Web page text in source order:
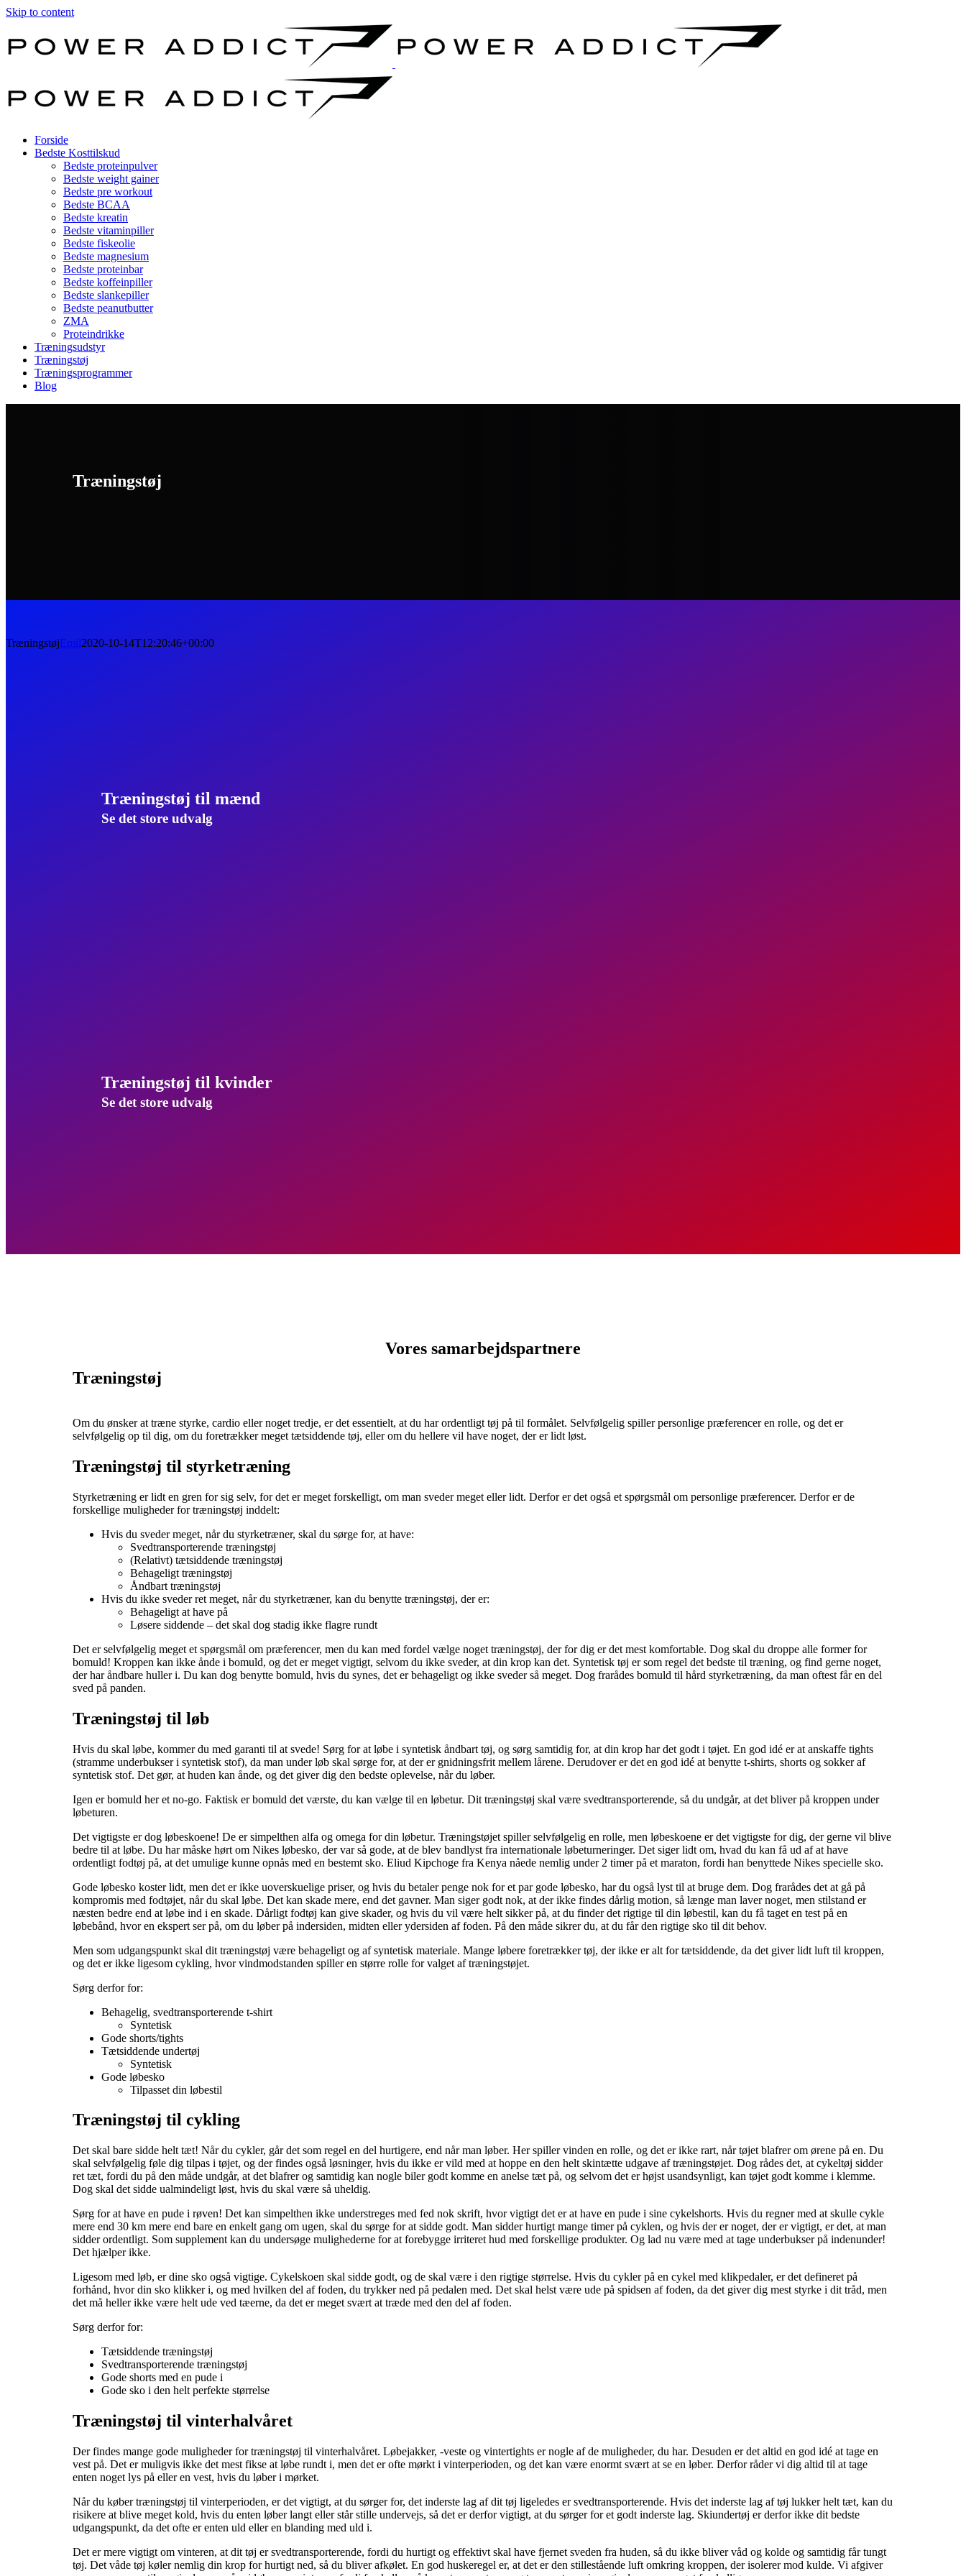
Skip to content
Forside
Bedste Kosttilskud
Bedste proteinpulver
Bedste weight gainer
Bedste pre workout
Bedste BCAA
Bedste kreatin
Bedste vitaminpiller
Bedste fiskeolie
Bedste magnesium
Bedste proteinbar
Bedste koffeinpiller
Bedste slankepiller
Bedste peanutbutter
ZMA
Proteindrikke
Træningsudstyr
Træningstøj
Træningsprogrammer
Blog
Træningstøj
TræningstøjEmil 2020-10-14T12:20:46+00:00
Træningstøj til mænd
Se det store udvalg
Træningstøj til kvinder
Se det store udvalg
Vores samarbejdspartnere
Træningstøj
Om du ønsker at træne styrke, cardio eller noget tredje, er det essentielt, at du har ordentligt tøj på til formålet. Selvfølgelig spiller personlige præferencer en rolle, og det er
selvfølgelig op til dig, om du foretrækker meget tætsiddende tøj, eller om du hellere vil have noget, der er lidt løst.
Træningstøj til styrketræning
Styrketræning er lidt en gren for sig selv, for det er meget forskelligt, om man sveder meget eller lidt. Derfor er det også et spørgsmål om personlige præferencer. Derfor er de
forskellige muligheder for træningstøj inddelt:
Hvis du sveder meget, når du styrketræner, skal du sørge for, at have:
Svedtransporterende træningstøj
(Relativt) tætsiddende træningstøj
Behageligt træningstøj
Åndbart træningstøj
Hvis du ikke sveder ret meget, når du styrketræner, kan du benytte træningstøj, der er:
Behageligt at have på
Løsere siddende – det skal dog stadig ikke flagre rundt
Det er selvfølgelig meget et spørgsmål om præferencer, men du kan med fordel vælge noget træningstøj, der for dig er det mest komfortable. Dog skal du droppe alle former for
bomuld! Kroppen kan ikke ånde i bomuld, og det er meget vigtigt, selvom du ikke sveder, at din krop kan det. Syntetisk tøj er som regel det bedste til træning, og find gerne noget,
der har åndbare huller i. Du kan dog benytte bomuld, hvis du synes, det er behageligt og ikke sveder så meget. Dog frarådes bomuld til hård styrketræning, da man oftest får en del
sved på panden.
Træningstøj til løb
Hvis du skal løbe, kommer du med garanti til at svede! Sørg for at løbe i syntetisk åndbart tøj, og sørg samtidig for, at din krop har det godt i tøjet. En god idé er at anskaffe tights
(stramme underbukser i syntetisk stof), da man under løb skal sørge for, at der er gnidningsfrit mellem lårene. Derudover er det en god idé at benytte t-shirts, shorts og sokker af
syntetisk stof. Det gør, at huden kan ånde, og det giver dig den bedste oplevelse, når du løber.
Igen er bomuld her et no-go. Faktisk er bomuld det værste, du kan vælge til en løbetur. Dit træningstøj skal være svedtransporterende, så du undgår, at det bliver på kroppen under
løbeturen.
Det vigtigste er dog løbeskoene! De er simpelthen alfa og omega for din løbetur. Træningstøjet spiller selvfølgelig en rolle, men løbeskoene er det vigtigste for dig, der gerne vil blive
bedre til at løbe. Du har måske hørt om Nikes løbesko, der var så gode, at de blev bandlyst fra internationale løbeturneringer. Det siger lidt om, hvad du kan få ud af at have
ordentligt fodtøj på, at det umulige kunne opnås med en bestemt sko. Eliud Kipchoge fra Kenya nåede nemlig under 2 timer på et maraton, fordi han benyttede Nikes specielle sko.
Gode løbesko koster lidt, men det er ikke uoverskuelige priser, og hvis du betaler penge nok for et par gode løbesko, har du også lyst til at bruge dem. Dog frarådes det at gå på
kompromis med fodtøjet, når du skal løbe. Det kan skade mere, end det gavner. Man siger godt nok, at der ikke findes dårlig motion, så længe man laver noget, men stilstand er
næsten bedre end at løbe ind i en skade. Dårligt fodtøj kan give skader, og hvis du vil være helt sikker på, at du finder det rigtige til din løbestil, kan du få taget en test på en
løbebånd, hvor en ekspert ser på, om du løber på indersiden, midten eller ydersiden af foden. På den måde sikrer du, at du får den rigtige sko til dit behov.
Men som udgangspunkt skal dit træningstøj være behageligt og af syntetisk materiale. Mange løbere foretrækker tøj, der ikke er alt for tætsiddende, da det giver lidt luft til kroppen,
og det er ikke ligesom cykling, hvor vindmodstanden spiller en større rolle for valget af træningstøjet.
Sørg derfor for:
Behagelig, svedtransporterende t-shirt
Syntetisk
Gode shorts/tights
Tætsiddende undertøj
Syntetisk
Gode løbesko
Tilpasset din løbestil
Træningstøj til cykling
Det skal bare sidde helt tæt! Når du cykler, går det som regel en del hurtigere, end når man løber. Her spiller vinden en rolle, og det er ikke rart, når tøjet blafrer om ørene på en. Du
skal selvfølgelig føle dig tilpas i tøjet, og der findes også løsninger, hvis du ikke er vild med at hoppe en den helt skintætte udgave af træningstøjet. Dog rådes det, at cykeltøj sidder
ret tæt, fordi du på den måde undgår, at det blafrer og samtidig kan nogle biler godt komme en anelse tæt på, og selvom det er højst usandsynligt, kan tøjet godt komme i klemme.
Dog skal det sidde ualmindeligt løst, hvis du skal være så uheldig.
Sørg for at have en pude i røven! Det kan simpelthen ikke understreges med fed nok skrift, hvor vigtigt det er at have en pude i sine cykelshorts. Hvis du regner med at skulle cykle
mere end 30 km mere end bare en enkelt gang om ugen, skal du sørge for at sidde godt. Man sidder hurtigt mange timer på cyklen, og hvis der er noget, der er vigtigt, er det, at man
sidder ordentligt. Som supplement kan du undersøge mulighederne for at forebygge irriteret hud med forskellige produkter. Og lad nu være med at tage underbukser på indenunder!
Det hjælper ikke.
Ligesom med løb, er dine sko også vigtige. Cykelskoen skal sidde godt, og de skal være i den rigtige størrelse. Hvis du cykler på en cykel med klikpedaler, er det defineret på
forhånd, hvor din sko klikker i, og med hvilken del af foden, du trykker ned på pedalen med. Det skal helst være ude på spidsen af foden, da det giver dig mest styrke i dit tråd, men
det må heller ikke være helt ude ved tæerne, da det er meget svært at træde med den del af foden.
Sørg derfor for:
Tætsiddende træningstøj
Svedtransporterende træningstøj
Gode shorts med en pude i
Gode sko i den helt perfekte størrelse
Træningstøj til vinterhalvåret
Der findes mange gode muligheder for træningstøj til vinterhalvåret. Løbejakker, -veste og vintertights er nogle af de muligheder, du har. Desuden er det altid en god idé at tage en
vest på. Det er muligvis ikke det mest fikse at løbe rundt i, men det er ofte mørkt i vinterperioden, og det kan være enormt svært at se en løber. Derfor råder vi dig altid til at tage
enten noget lys på eller en vest, hvis du løber i mørket.
Når du køber træningstøj til vinterperioden, er det vigtigt, at du sørger for, det inderste lag af dit tøj ligeledes er svedtransporterende. Hvis det inderste lag af tøj lukker helt tæt, kan du
risikere at blive meget kold, hvis du enten løber langt eller står stille undervejs, så det er derfor vigtigt, at du sørger for et godt inderste lag. Skiundertøj er derfor ikke dit bedste
udgangspunkt, da det ofte er enten uld eller en blanding med uld i.
Det er mere vigtigt om vinteren, at dit tøj er svedtransporterende, fordi du hurtigt og effektivt skal have fjernet sveden fra huden, så du ikke bliver våd og kolde og samtidig får tungt
tøj. Det våde tøj køler nemlig din krop for hurtigt ned, så du bliver afkølet. En god huskeregel er, at det er den stillestående luft omkring kroppen, der isolerer mod kulde. Vi afgiver